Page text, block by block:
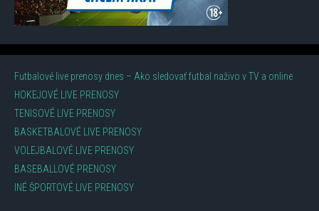
Futbalové live prenosy dnes – Ako sledovať futbal naživo v TV a online
HOKEJOVÉ LIVE PRENOSY
TENISOVÉ LIVE PRENOSY
BASKETBALOVÉ LIVE PRENOSY
VOLEJBALOVÉ LIVE PRENOSY
BASEBALLOVÉ PRENOSY
INÉ ŠPORTOVÉ LIVE PRENOSY